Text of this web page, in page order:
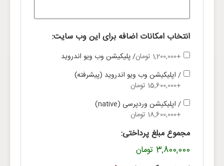
انتخاب امکانات اضافه برای این وب سایت:
/ پلیکیشن وب ویو اندروید
+1,200,000 تومان
/ اپلیکیشن وب ویو اندروید (پیشرفته)
+15,600,000 تومان
/ اپلیکیشن وردپرسی (native)
+18,600,000 تومان
مجموع مبلغ پرداختی:
3,800,000 تومان